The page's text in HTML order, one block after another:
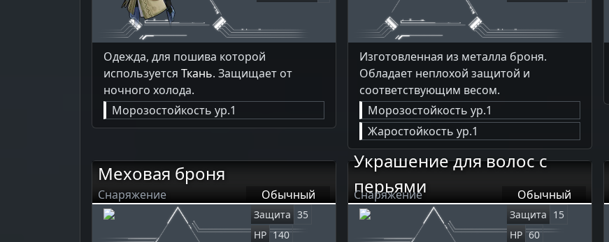
Одежда, для пошива которой
используется Ткань. Защищает от
ночного холода.
Морозостойкость ур.1
Изготовленная из металла броня.
Обладает неплохой защитой и
соответствующим весом.
Морозостойкость ур.1
Жаростойкость ур.1
Меховая броня
Снаряжение Обычный
Защита 35
HP 140
Украшение для волос с
перьями
Снаряжение Обычный
Защита 15
HP 60